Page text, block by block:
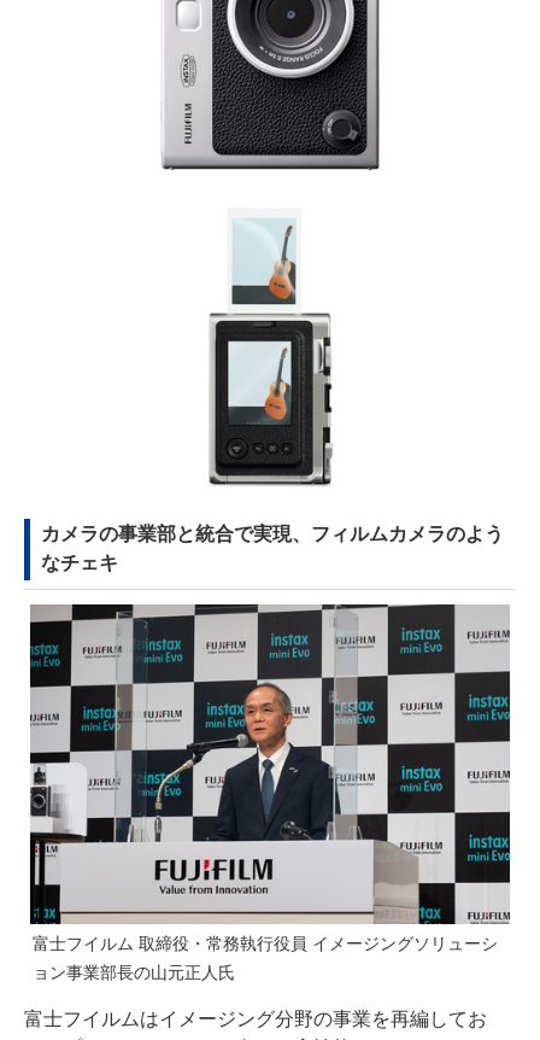
カメラの事業部と統合で実現、フィルムカメラのよう
なチェキ
富士フイルム 取締役・常務執行役員 イメージングソリューシ
ョン事業部長の山元正人氏
富士フイルムはイメージング分野の事業を再編してお